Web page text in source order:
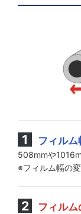
フィルム
508mmや
※フィルム幅の
フィル